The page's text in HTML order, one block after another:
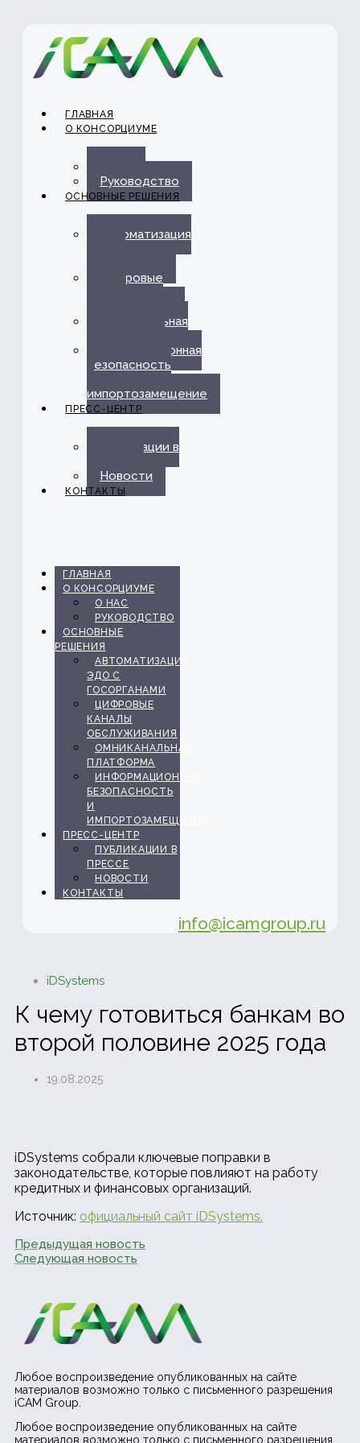
ГЛАВНАЯ
О КОНСОРЦИУМЕ
Руководство
ОСНОВНЫЕ РЕШЕНИЯ
Автоматизация
Цифровые
Омниканальная
Информационная
безопасность
импортозамещение
ПРЕСС-ЦЕНТР
Публикации в
Новости
КОНТАКТЫ
ГЛАВНАЯ
О КОНСОРЦИУМЕ
О НАС
РУКОВОДСТВО
ОСНОВНЫЕ
РЕШЕНИЯ
АВТОМАТИЗАЦИЯ
ЭДО С
ГОСОРГАНАМИ
ЦИФРОВЫЕ
КАНАЛЫ
ОБСЛУЖИВАНИЯ
ОМНИКАНАЛЬНАЯ
ПЛАТФОРМА
ИНФОРМАЦИОННАЯ
БЕЗОПАСНОСТЬ
И
ИМПОРТОЗАМЕЩЕНИЕ
ПРЕСС-ЦЕНТР
ПУБЛИКАЦИИ В
ПРЕССЕ
НОВОСТИ
КОНТАКТЫ
info@icamgroup.ru
iDSystems
К чему готовиться банкам во
второй половине 2025 года
19.08.2025
iDSystems собрали ключевые поправки в
законодательстве, которые повлияют на работу
кредитных и финансовых организаций.
Источник: официальный сайт iDSystems.
Предыдущая новость
Следующая новость
Любое воспроизведение опубликованных на сайте
материалов возможно только с письменного разрешения
iCAM Group.
Любое воспроизведение опубликованных на сайте
материалов возможно только с письменного разрешения